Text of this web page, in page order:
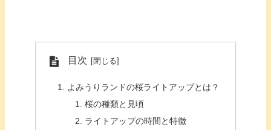
目次
よみうりランドの桜ライトアップとは？
桜の種類と見頃
ライトアップの時間と特徴